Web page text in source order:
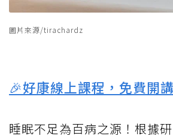
圖片來源/tirachardz
🎉好康線上課程，免費開
睡眠不足為百病之源！根據